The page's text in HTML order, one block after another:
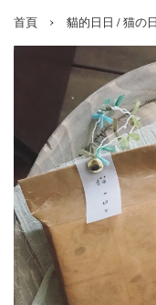
首頁 › 貓的日日 / 猫の